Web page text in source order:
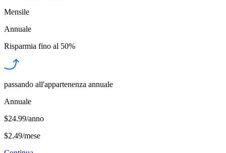
Mensile
Annuale
Risparmia fino al 50%
passando all'appartenenza annuale
Annuale
$24.99/anno
$2.49/mese